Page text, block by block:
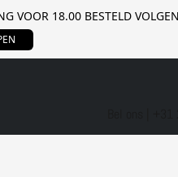
18.00 BESTELD